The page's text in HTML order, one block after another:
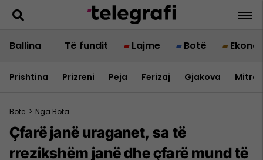
Ballina Të fundit Lajme Botë
Prishtina Prizreni Peja Ferizaj Gjakova
Botë > Nga Bota
Çfarë janë uraganet, sa të
rrezikshëm janë dhe çfarë mund të